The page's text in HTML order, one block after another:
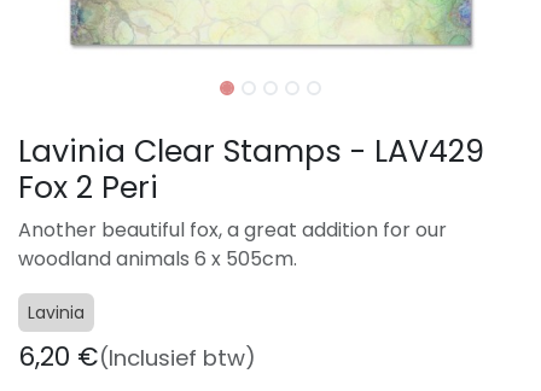
Lavinia Clear Stamps - LAV429
Fox 2 Peri
Another beautiful fox, a great addition for our
woodland animals 6 x 505cm.
Lavinia
6,20 €(Inclusief btw)